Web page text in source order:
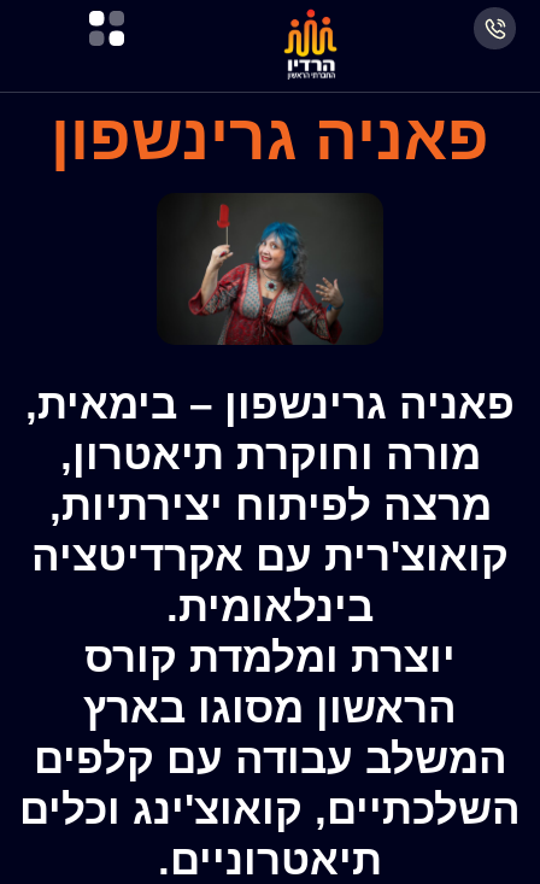
פאניה גרינשפון
פאניה גרינשפון – בימאית,
מורה וחוקרת תיאטרון,
מרצה לפיתוח יצירתיות,
קואוצ'רית עם אקרדיטציה
בינלאומית.
יוצרת ומלמדת קורס
הראשון מסוגו בארץ
המשלב עבודה עם קלפים
השלכתיים, קואוצ'ינג וכלים
תיאטרוניים.